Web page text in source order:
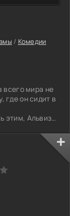
/ Комедии
всего мира не
где он сидит в
этим, Альвизе
его
они